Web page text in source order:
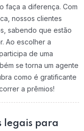
faça a diferença. Com
nossos clientes
sabendo que estão
Ao escolher a
de uma
se torna um agente
como é gratificante
a prêmios!
legais para